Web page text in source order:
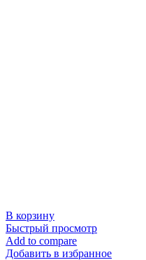
В корзину
Быстрый просмотр
Add to compare
Добавить в избранное